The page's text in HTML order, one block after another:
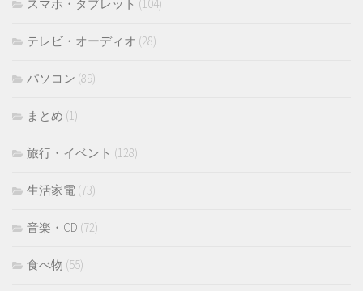
スマホ・タブレット (104)
テレビ・オーディオ (28)
パソコン (89)
まとめ (1)
旅行・イベント (128)
生活家電 (73)
音楽・CD (72)
食べ物 (55)